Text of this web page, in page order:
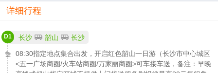
详细行程
D1 长沙 韶山 长沙
08:30指定地点集合出发，开启红色韶山一日游（长沙市中心城区
<五一广场商圈/火车站商圈/万家丽商圈>可车接车送，备注：早晚